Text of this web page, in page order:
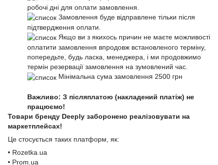
робочі дні для оплати замовлення.
Замовлення буде відправлене тільки після
підтвердження оплати.
Якщо ви з якихось причин не маєте можливості
оплатити замовлення впродовж встановленого терміну,
попередьте, будь ласка, менеджера, і ми продовжимо
термін резервації замовлення на зумовлений час.
Мінімальна сума замовлення 2500 грн
Важливо: З післяплатою (накладений платіж) не
працюємо!
Товари бренду Deeply заборонено реалізовувати на
маркетплейсах!
Це стосується таких платформ, як:
• Rozetka.ua
• Prom.ua